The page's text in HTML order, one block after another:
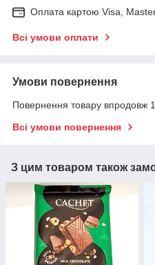
Оплата картою Visa,
Всі умови оплати
Умови повернення
Повернення товару впродовж
Всі умови повернення
З цим товаром також